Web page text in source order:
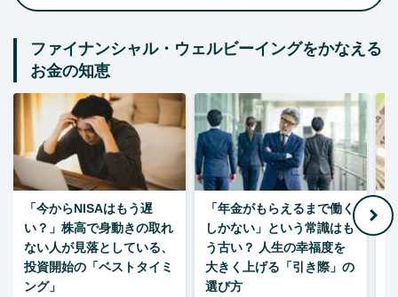
ファイナンシャル・ウェルビーイングをかなえる
お金の知恵
「今からNISAはもう遅
い？」株高で身動きの取れ
ない人が見落としている、
投資開始の「ベストタイミ
ング」
「年金がもらえるまで働く
しかない」という常識はも
う古い？ 人生の幸福度を
大きく上げる「引き際」の
選び方